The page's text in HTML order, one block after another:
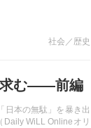
社会／歴史
求む――前編
日本の無駄」を暴き出
Daily WiLL Onlineオリ